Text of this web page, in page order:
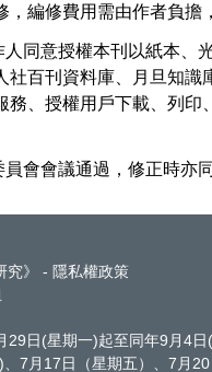
，編修費用需由作者負擔
同意授權本刊以紙本、
社百刊資料庫、月旦知識
務、授權用戶下載、列
會會議通過，修正時亦同
究》 - 隱私權政策
日(星期一)起至同年9月4
7月17日（星期五）、7月